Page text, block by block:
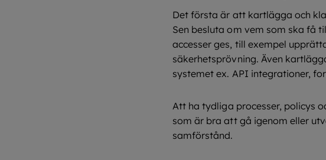
Det första är att kartlägga och
Sen besluta om vem som ska få
accesser ges, till exempel
säkerhetsprövning. Även
systemet ex. API integrationer,
Att ha tydliga processer, policys
som är bra att gå igenom eller
samförstånd.